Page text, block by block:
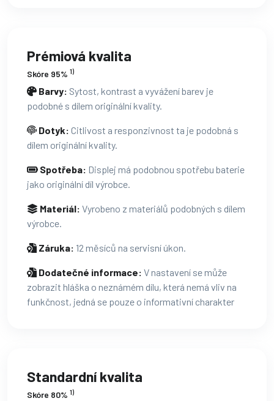
Prémiová kvalita
Skóre 95% 1)
Barvy: Sytost, kontrast a vyvážení barev je
podobné s dílem originální kvality.
Dotyk: Citlivost a responzivnost ta je podobná s
dílem originální kvality.
Spotřeba: Displej má podobnou spotřebu baterie
jako originální díl výrobce.
Materiál: Vyrobeno z materiálů podobných s dílem
výrobce.
Záruka: 12 měsíců na servisní úkon.
Dodatečné informace: V nastavení se může
zobrazit hláška o neznámém dílu, která nemá vliv na
funkčnost, jedná se pouze o informativní charakter
Standardní kvalita
Skóre 80% 1)